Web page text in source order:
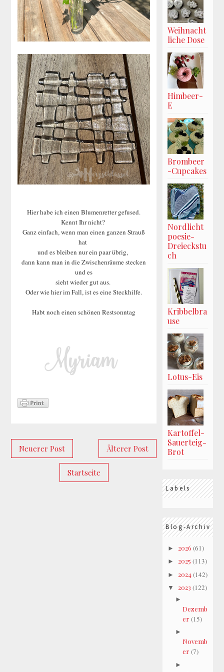
Hier habe ich einen Blumenretter gefused.
Kennt Ihr nicht?
Ganz einfach, wenn man einen ganzen Strauß
hat
und es bleiben nur ein paar übrig,
dann kann man in die Zwischenräume stecken
und es
sieht wieder gut aus.
Oder wie hier im Fall, ist es eine Steckhilfe.
Habt noch einen schönen Restsonntag
Neuerer Post Älterer Post
Startseite
Weihnacht
liche Dose
Himbeer-
E
Brombeer
-Cupcakes
Nordlicht
poesie-
Dreieckstu
ch
Kribbelbra
use
Lotus-Eis
Kartoffel-
Sauerteig-
Brot
Labels
Blog-Archiv
► 2026 (61)
► 2025 (113)
► 2024(142)
▼ 2023 (122)
►
Dezemb
er(15)
►
Novemb
er(7)
►